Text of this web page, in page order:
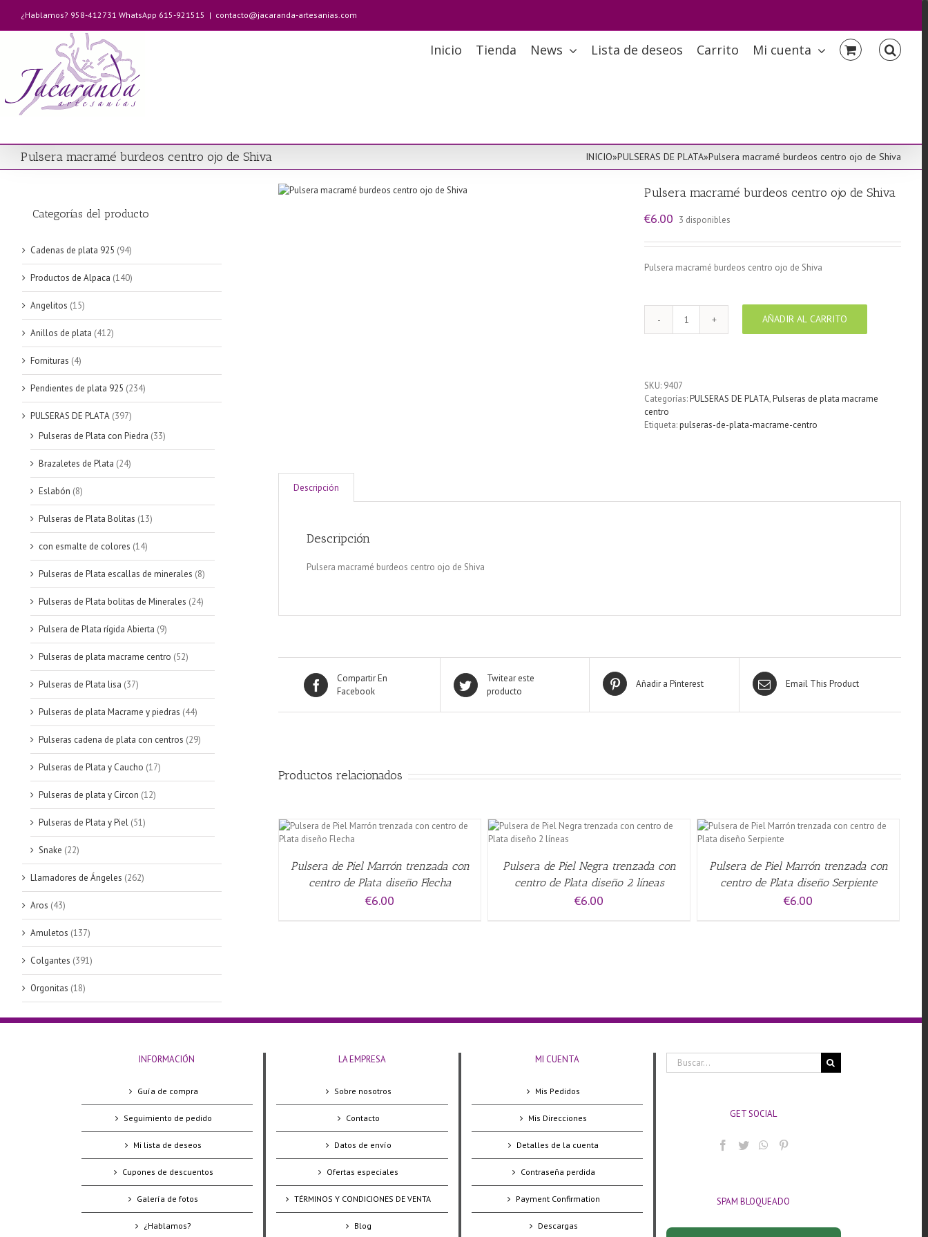
contenido
¿Hablamos? 958-412731 WhatsApp 615-921515 | contacto@jacaranda-artesanias.com
Inicio Tienda News Lista de deseos Carrito Mi cuenta
Pulsera macramé burdeos centro ojo de Shiva INICIO»PULSERAS DE PLATA»Pulsera macramé burdeos centro ojo de Shiva
Pulsera macramé burdeos centro ojo de Shiva
€6.00 3 disponibles
Pulsera macramé burdeos centro ojo de Shiva
Pulsera
Shiva
AÑADIR AL CARRITO
SKU: 9407
Categorías:PULSERAS DE PLATA,Pulseras de plata macrame
centro
Etiqueta:pulseras-de-plata-macrame-centro
Descripción
Descripción
Pulsera macramé burdeos centro ojo de Shiva
Compartir En
Facebook
Twitear este
producto
Añadir a Pinterest Email This Product
Productos relacionados
QUICK VIEW
Pulsera de Piel Marrón trenzada con
centro de Plata diseño Flecha
€6.00
AÑADIR AL CARRITO
Pulsera de Piel Negra trenzada con
centro de Plata diseño 2 líneas
€6.00
AÑADIR AL CARRITO
Pulsera de Piel Marrón trenzada con
centro de Plata diseño Serpiente
€6.00
Categorías del producto
Cadenas de plata 925 (94)
Productos de Alpaca (140)
Angelitos (15)
Anillos de plata (412)
Fornituras (4)
Pendientes de plata 925 (234)
PULSERAS DE PLATA (397)
Pulseras de Plata con Piedra (33)
Brazaletes de Plata (24)
Eslabón (8)
Pulseras de Plata Bolitas (13)
con esmalte de colores (14)
Pulseras de Plata escallas de minerales (8)
Pulseras de Plata bolitas de Minerales (24)
Pulsera de Plata rígida Abierta (9)
Pulseras de plata macrame centro (52)
Pulseras de Plata lisa (37)
Pulseras de plata Macrame y piedras (44)
Pulseras cadena de plata con centros (29)
Pulseras de Plata y Caucho (17)
Pulseras de plata y Circon (12)
Pulseras de Plata y Piel (51)
Snake (22)
Llamadores de Ángeles (262)
Aros (43)
Amuletos (137)
Colgantes (391)
Orgonitas (18)
INFORMACIÓN
Guía de compra
Seguimiento de pedido
Mi lista de deseos
Cupones de descuentos
Galería de fotos
¿Hablamos?
LA EMPRESA
Sobre nosotros
Contacto
Datos de envío
Ofertas especiales
TÉRMINOS Y CONDICIONES DE VENTA
Blog
MI CUENTA
Mis Pedidos
Mis Direcciones
Detalles de la cuenta
Contraseña perdida
Payment Confirmation
Descargas
Buscar:
GET SOCIAL
SPAM BLOQUEADO